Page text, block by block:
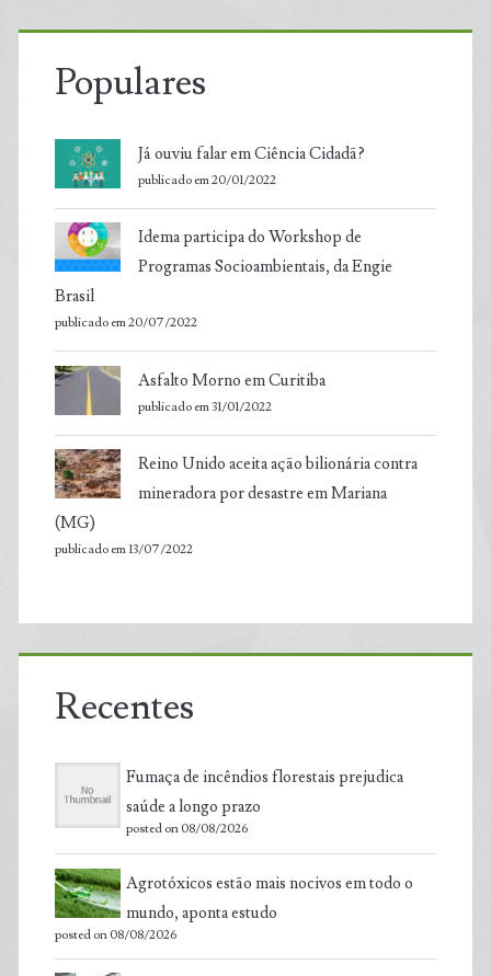
Populares
Já ouviu falar em Ciência Cidadã?
publicado em 20/01/2022
Idema participa do Workshop de
Programas Socioambientais, da Engie
Brasil
publicado em 20/07/2022
Asfalto Morno em Curitiba
publicado em 31/01/2022
Reino Unido aceita ação bilionária contra
mineradora por desastre em Mariana
(MG)
publicado em 13/07/2022
Recentes
Fumaça de incêndios florestais prejudica
saúde a longo prazo
posted on 08/08/2026
Agrotóxicos estão mais nocivos em todo o
mundo, aponta estudo
posted on 08/08/2026